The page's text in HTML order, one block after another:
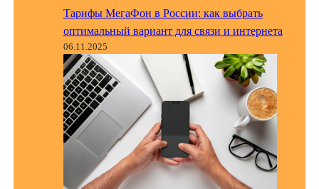
Тарифы МегаФон в России: как выбрать
оптимальный вариант для связи и интернета
06.11.2025